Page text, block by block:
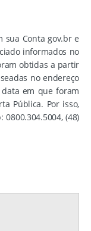
sua Conta gov.br e
informados no
obtidas a partir
no endereço
em que foram
Pública. Por isso,
(48)